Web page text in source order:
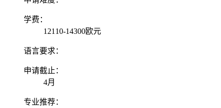
学费：
12110-14300欧元
语言要求：
申请截止：
4月
专业推荐：